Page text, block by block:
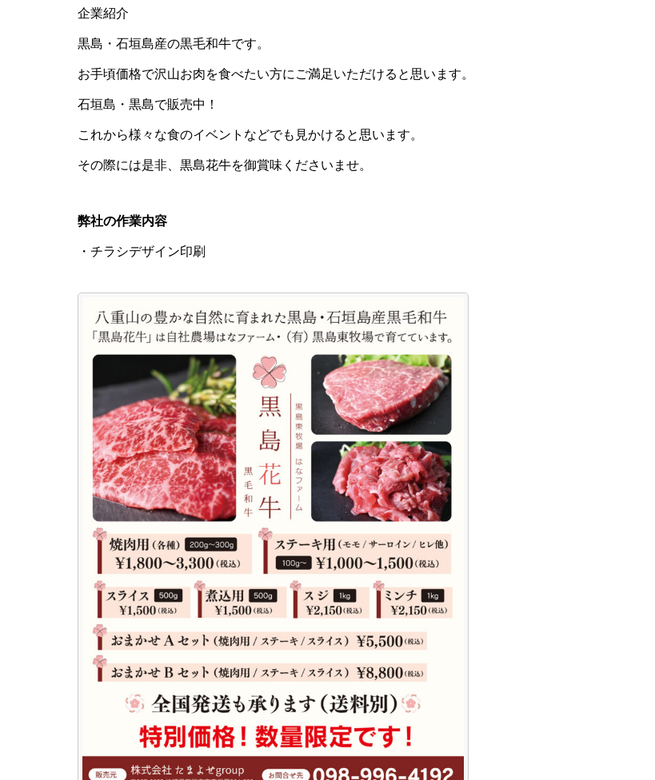
企業紹介
黒島・石垣島産の黒毛和牛です。
お手頃価格で沢山お肉を食べたい方にご満足いただけると思います。
石垣島・黒島で販売中！
これから様々な食のイベントなどでも見かけると思います。
その際には是非、黒島花牛を御賞味くださいませ。
弊社の作業内容
・チラシデザイン印刷